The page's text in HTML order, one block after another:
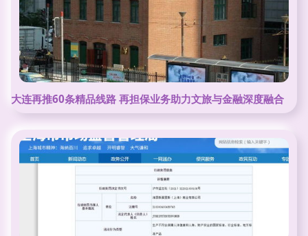
大连再推60条精品线路 再担保业务助力文旅与金融深度融合